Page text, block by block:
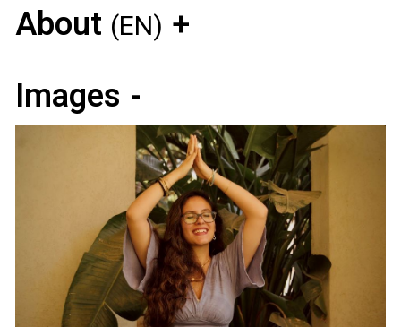
About (EN)
Images